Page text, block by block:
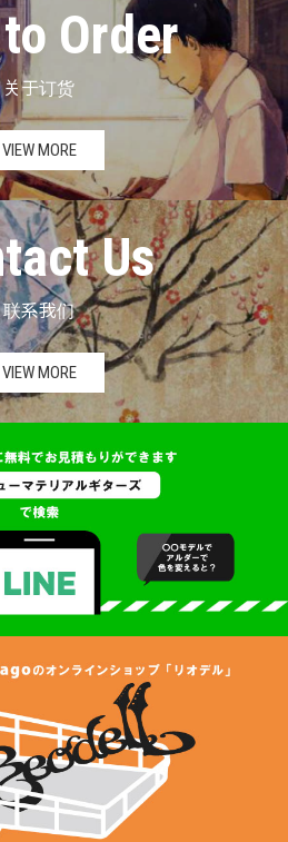
Order
关于订货
VIEW MORE
Us
联系我们
VIEW MORE